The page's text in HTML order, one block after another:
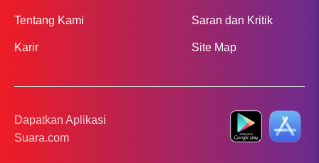
Tentang Kami
Karir
Saran dan Kritik
Site Map
Dapatkan Aplikasi
Suara.com